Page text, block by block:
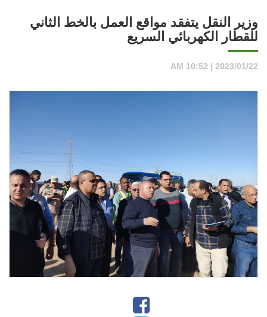
وزير النقل يتفقد مواقع العمل بالخط الثاني
للقطار الكهربائي السريع
2023/01/22 | 10:52 AM